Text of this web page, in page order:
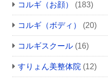
コルギ（お顔） (183)
コルギ（ボディ） (20)
コルギスクール (16)
すりょん美整体院 (12)